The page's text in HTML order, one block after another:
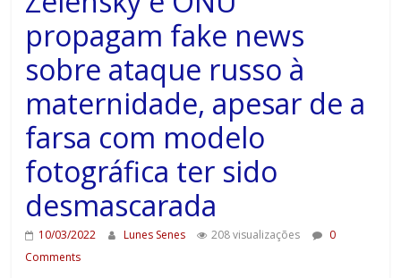
propagam fake news
sobre ataque russo à
maternidade, apesar de a
farsa com modelo
fotográfica ter sido
desmascarada
10/03/2022 Lunes Senes 208 visualizações
0
Comments